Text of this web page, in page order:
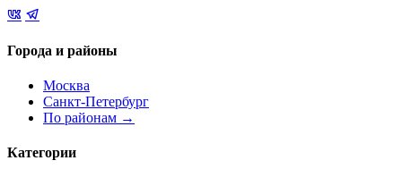
Города и районы
Москва
Санкт-Петербург
По районам →
Категории